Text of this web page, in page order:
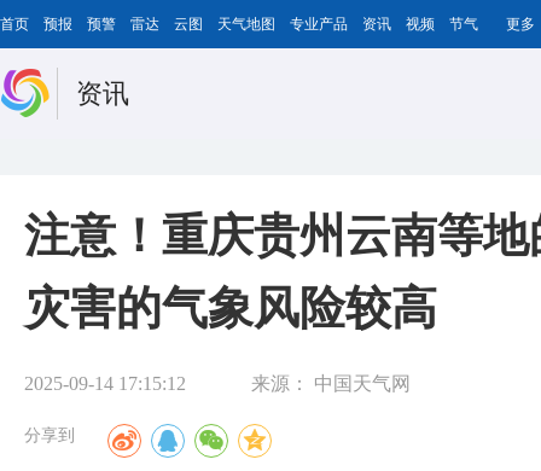
首页 预报 预警 雷达 云图 天气地图 专业产品 资讯 视频 节气 更多
资讯
注意！重庆贵州云南等
灾害的气象风险较高
2025-09-14 17:15:12 来源： 中国天气网
分享到